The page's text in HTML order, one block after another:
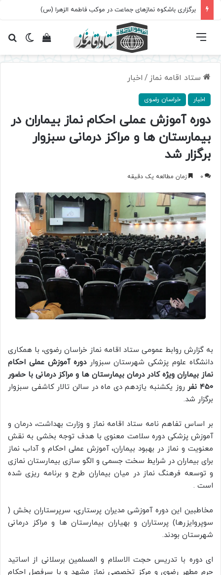
برگزاری باشکوه نمازهای جماعت در موکب فاطمه الزهرا (س)
تغییرمشاهده فهرست
ستاد اقامه نماز / اخبار
اخبار خراسان رضوی
دوره آموزش عملی احکام نماز بیماران در
بیمارستان ها و مراکز درمانی سبزوار
برگزار شد
0 زمان مطالعه یک دقیقه
به گزارش روابط عمومی ستاد اقامه نماز خراسان رضوی، با همکاری
دانشگاه علوم پزشکی شهرستان سبزوار دوره آموزش عملی احکام
نماز بیماران ویژه کادر درمان بیمارستان ها و مراکز درمانی با حضور
450 نفر
روز یکشنبه یازدهم دی ماه در سالن تالار کاشفی سبزوار
برگزار شد.
بر اساس تفاهم نامه ستاد اقامه نماز و وزارت بهداشت، درمان و
آموزش پزشکی دوره سلامت معنوی با هدف توجه بخشی به نقش
معنویت و نماز در بهبود بیماران، آموزش عملی احکام و آداب نماز
برای بیماران در شرایط سخت جسمی و الگو سازی بیمارستان نمازی
و توسعه فرهنگ نماز در میان بیماران طرح و برنامه ریزی شده
است .
مخاطبین این دوره آموزشی مدیران پرستاری، سرپرستاران بخش (
سوپروایزرها) پرستاران و بهیاران بیمارستان ها و مراکز درمانی
شهرستان بودند.
ای دوره با تدریس حجت الاسلام و المسلمین برسلانی از اساتید
حرم مطهر رضوی و مرکز تخصصی نماز مشهد و با سرفصل احکام